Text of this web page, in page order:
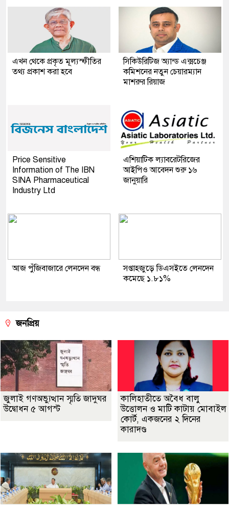
এখন থেকে প্রকৃত মূল্যস্ফীতির
তথ্য প্রকাশ করা হবে
সিকিউরিটিজ অ্যান্ড এক্সচেঞ্জ
কমিশনের নতুন চেয়ারম্যান
মাশরুর রিয়াজ
Price Sensitive
Information of The IBN
SINA Pharmaceutical
Industry Ltd
এশিয়াটিক ল্যাবরেটরিজের
আইপিও আবেদন শুরু ১৬
জানুয়ারি
আজ পুঁজিবাজারে লেনদেন বন্ধ
সপ্তাহজুড়ে ডিএসইতে লেনদেন
কমেছে ১.৮১%
জনপ্রিয়
জুলাই গণঅভ্যুত্থান স্মৃতি জাদুঘর
উদ্বোধন ৫ আগস্ট
কালিহাতীতে অবৈধ বালু
উত্তোলন ও মাটি কাটায় মোবাইল
কোর্ট, একজনের ২ দিনের
কারাদণ্ড